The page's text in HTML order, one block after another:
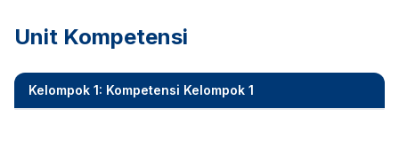
Unit Kompetensi
Kelompok 1: Kompetensi Kelompok 1